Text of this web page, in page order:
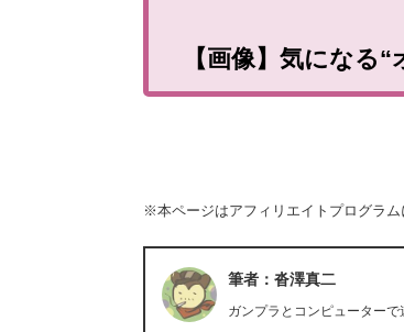
【画像】気にな
※本ページはアフィリエイトプログラ
筆者：沓澤真二
ガンプラとコンピューターで